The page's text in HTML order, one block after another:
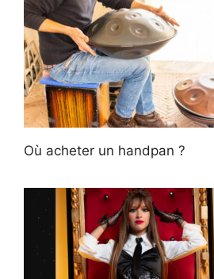
Où acheter un handpan ?